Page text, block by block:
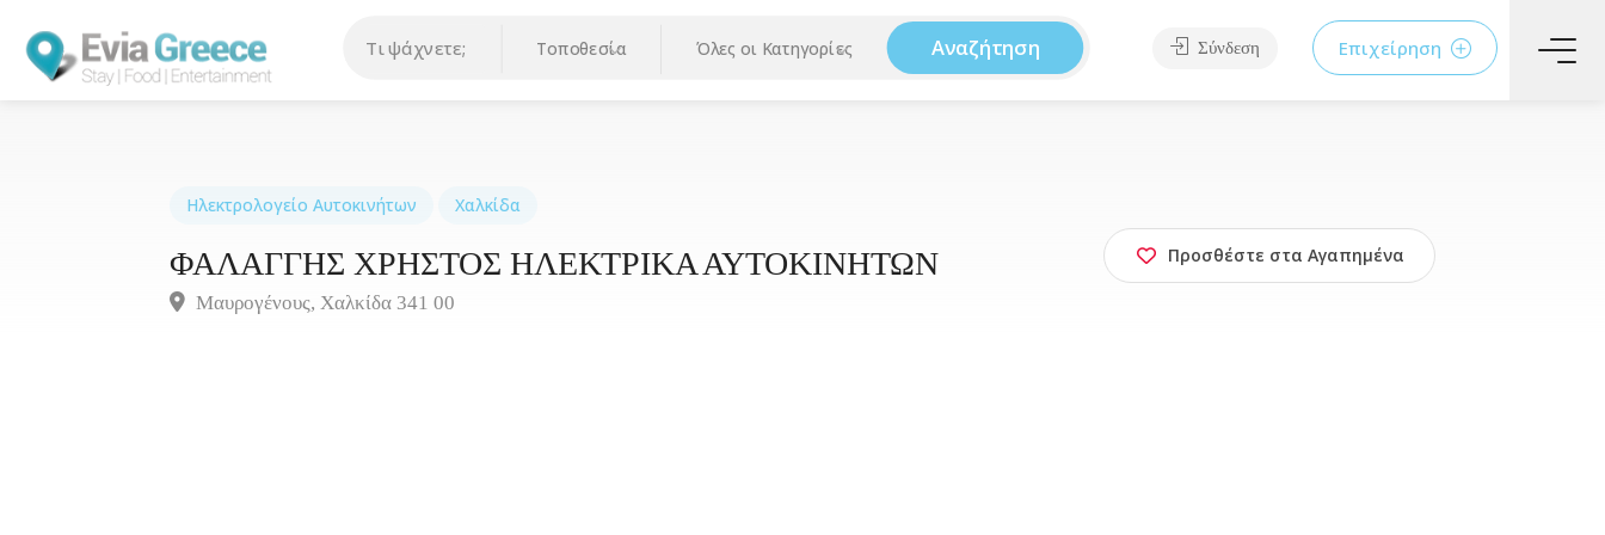
Τοποθεσία Όλες οι Κατηγορίες Αναζήτηση Σύνδεση Επιχείρηση
Ηλεκτρολογείο Αυτοκινήτων Χαλκίδα
ΦΑΛΑΓΓΗΣ ΧΡΗΣΤΟΣ ΗΛΕΚΤΡΙΚΑ ΑΥΤΟΚΙΝΗΤΩΝ
Μαυρογένους, Χαλκίδα 341 00
Προσθέστε στα Αγαπημένα